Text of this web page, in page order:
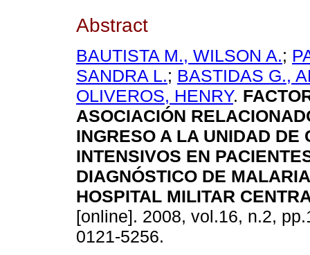
Abstract
BAUTISTA M., WILSON A.;
SANDRA L.; BASTIDAS G.,
OLIVEROS, HENRY.
ASOCIACIÓN
INGRESO A LA UNIDAD DE
INTENSIVOS EN
DIAGNÓSTICO DE
HOSPITAL MILITAR
[online]. 2008, vol.16, n.2,
0121-5256.